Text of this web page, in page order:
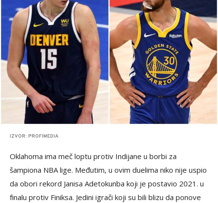
IZVOR: PROFIMEDIA
Oklahoma ima meč loptu protiv Indijane u borbi za
šampiona NBA lige. Međutim, u ovim duelima niko nije uspio
da obori rekord Janisa Adetokunba koji je postavio 2021. u
finalu protiv Finiksa. Jedini igrači koji su bili blizu da ponove